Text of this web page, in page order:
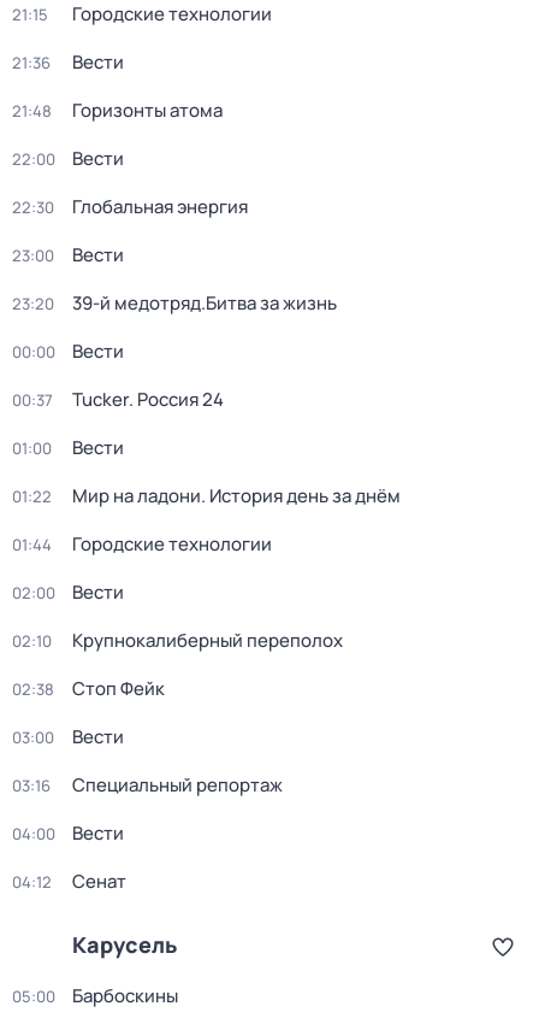
21:15 Городские технологии
21:36 Вести
21:48 Горизонты атома
22:00 Вести
22:30 Глобальная энергия
23:00 Вести
23:20 39-й медотряд.Битва за жизнь
00:00 Вести
00:37 Tucker. Россия 24
01:00 Вести
01:22 Мир на ладони. История день за днём
01:44 Городские технологии
02:00 Вести
02:10 Крупнокалиберный переполох
02:38 Стоп Фейк
03:00 Вести
03:16 Специальный репортаж
04:00 Вести
04:12 Сенат
Карусель
05:00 Барбоскины